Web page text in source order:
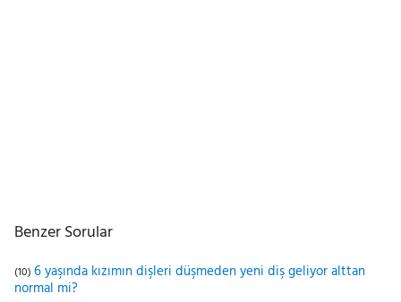
Benzer Sorular
(10) 6 yaşında kızımın dişleri düşmeden yeni diş geliyor alttan
normal mi?